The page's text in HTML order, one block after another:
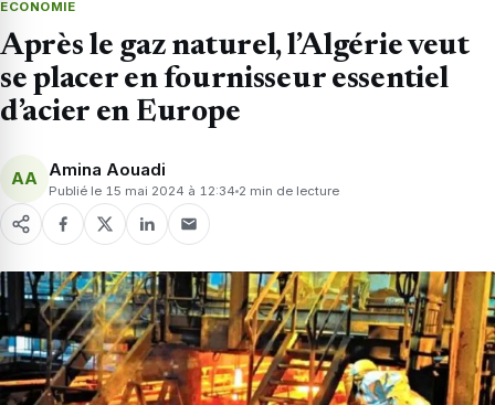
ECONOMIE
Après le gaz naturel, l’Algérie veut
se placer en fournisseur essentiel
d’acier en Europe
AA Amina Aouadi
Publié le 15 mai 2024 à 12:34 2 min de lecture